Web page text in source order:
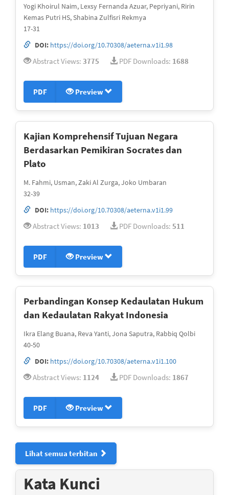
Yogi Khoirul Naim, Lexsy Fernanda Azuar, Pepriyani, Ririn
Kemas Putri HS, Shabina Zulfisri Rekmya
17-31
DOI: https://doi.org/10.70308/aeterna.v1i1.98
Abstract Views: 3775 PDF Downloads: 1688
PDF Preview
Kajian Komprehensif Tujuan Negara
Berdasarkan Pemikiran Socrates dan
Plato
M. Fahmi, Usman, Zaki Al Zurga, Joko Umbaran
32-39
DOI: https://doi.org/10.70308/aeterna.v1i1.99
Abstract Views: 1013 PDF Downloads: 511
PDF Preview
Perbandingan Konsep Kedaulatan Hukum
dan Kedaulatan Rakyat Indonesia
Ikra Elang Buana, Reva Yanti, Jona Saputra, Rabbiq Qolbi
40-50
DOI: https://doi.org/10.70308/aeterna.v1i1.100
Abstract Views: 1124 PDF Downloads: 1867
PDF Preview
Lihat semua terbitan
Kata Kunci